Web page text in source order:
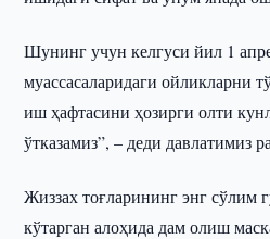
Шунинг учун келгуси йил 1
муассасаларидаги ойликларни
иш ҳафтасини ҳозирги олти
ўтказамиз”, – деди давлатимиз
Жиззах тоғларининг энг сўлим
кўтарган алоҳида дам олиш